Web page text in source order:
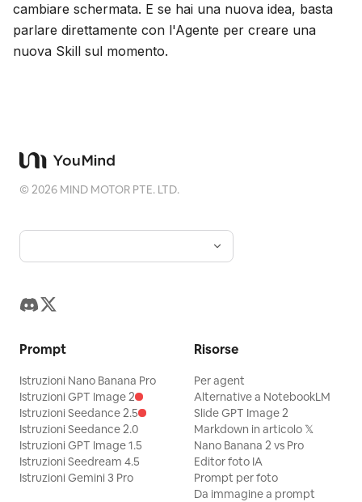
cambiare schermata. E se hai una nuova idea, basta
parlare direttamente con l'Agente per creare una
nuova Skill sul momento.
©2026 MIND MOTOR PTE. LTD.
Prompt
Istruzioni Nano Banana Pro
Istruzioni GPT Image 2
Istruzioni Seedance 2.5
Istruzioni Seedance 2.0
Istruzioni GPT Image 1.5
Istruzioni Seedream 4.5
Istruzioni Gemini 3 Pro
Risorse
Per agent
Alternative a NotebookLM
Slide GPT Image 2
Markdown in articolo 𝕏
Nano Banana 2 vs Pro
Editor foto IA
Prompt per foto
Da immagine a prompt